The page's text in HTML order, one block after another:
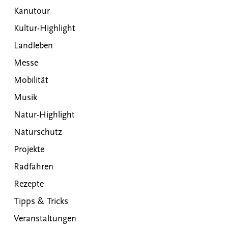
Kanutour
Kultur-Highlight
Landleben
Messe
Mobilität
Musik
Natur-Highlight
Naturschutz
Projekte
Radfahren
Rezepte
Tipps & Tricks
Veranstaltungen